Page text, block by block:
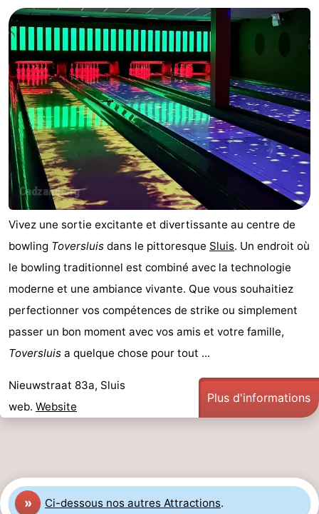
Voir
et
faire
Lieux
d'intérêt
-
Musées
-
Monuments
-
Moulins
-
Points
de
Attractions
-
Croisières
Terrains
-
jeux
Parcours
golf
Centres
être
villes
Sports
Vivez une sortie excitante et divertissante au centre de
bowling Toversluis dans le pittoresque Sluis. Un endroit où
le bowling traditionnel est combiné avec la technologie
moderne et une ambiance vivante. Que vous souhaitiez
perfectionner vos compétences de strike ou simplement
passer un bon moment avec vos amis et votre famille,
Toversluis a quelque chose pour tout ...
Nieuwstraat 83a, Sluis
web. Website
Plus d'informations
» Ci-dessous nos autres Attractions.